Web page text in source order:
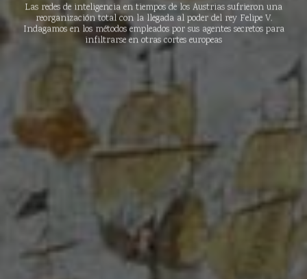
Las redes de inteligencia en tiempos de los Austrias sufrieron una
reorganización total con la llegada al poder del rey Felipe V.
Indagamos en los métodos empleados por sus agentes secretos para
infiltrarse en otras cortes europeas